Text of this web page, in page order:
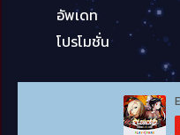
อัพเดท
โปรโมชั่น